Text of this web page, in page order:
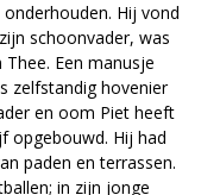
Hij vond
schoonvader, was
Een manusje
zelfstandig hovenier
en oom Piet heeft
opgebouwd. Hij had
paden en terrassen.
in zijn jonge